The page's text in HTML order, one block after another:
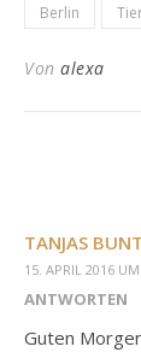
Berlin
Von alexa
TANJAS
15. APRIL 2016
ANTWORTEN
Guten